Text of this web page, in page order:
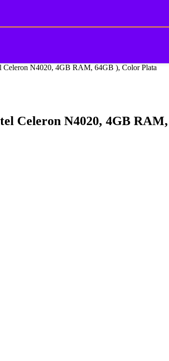
N4020, 4GB RAM, 64GB ), Color Plata
Celeron N4020, 4GB